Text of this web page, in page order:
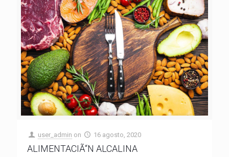
user_admin on 16 agosto, 2020
ALIMENTACIÃ“N ALCALINA